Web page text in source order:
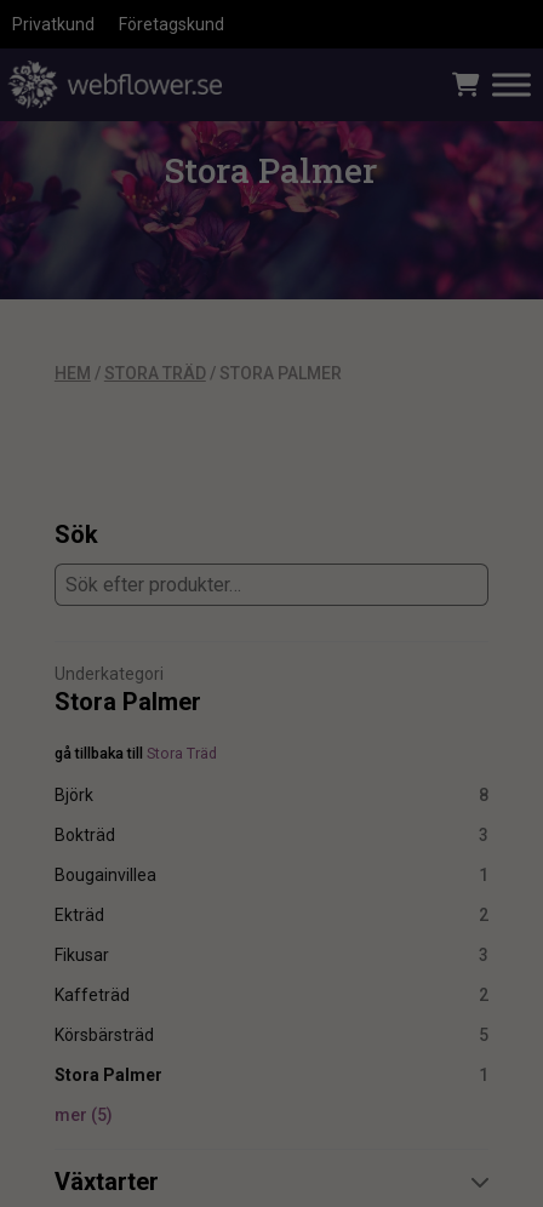
Privatkund Företagskund
Stora Palmer
HEM / STORA TRÄD/ STORA PALMER
Sök
Underkategori
Stora Palmer
gå tillbaka till Stora Träd
Björk 8
Bokträd 3
Bougainvillea 1
Ekträd 2
Fikusar 3
Kaffeträd 2
Körsbärsträd 5
Stora Palmer 1
mer (5)
Växtarter